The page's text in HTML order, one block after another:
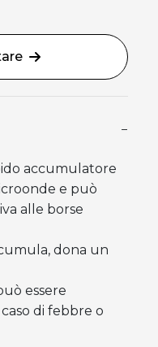
−
accumulatore
e può
alle borse
dona un
essere
di febbre o